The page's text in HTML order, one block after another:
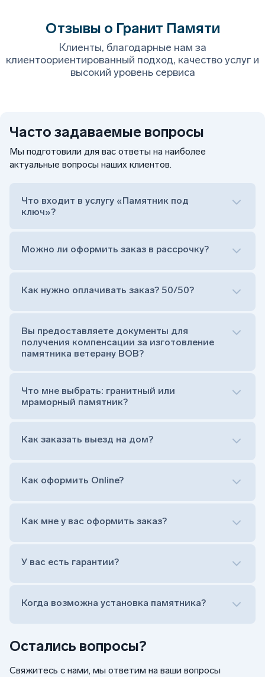
Отзывы о Гранит Памяти
Клиенты, благодарные нам за
клиентоориентированный подход, качество услуг и
высокий уровень сервиса
Остались вопросы?
Свяжитесь с нами, мы ответим на ваши вопросы
Часто задаваемые вопросы
Мы подготовили для вас ответы на наиболее
актуальные вопросы наших клиентов.
Что входит в услугу «Памятник под
ключ»?
Сам комплект памятника:
Тумба (постамент, на который при помощи
штыря устанавливается стела)
Обработка и сверловка комплекта
Расположение символа веры (крестик или
на символ веры или вовсе портрет не рисовать)
прописной)
Можно ли оформить заказ в рассрочку?
Как нужно оплачивать заказ? 50/50?
Вы предоставляете документы для
получения компенсации за изготовление
памятника ветерану ВОВ?
Что мне выбрать: гранитный или
мраморный памятник?
Как заказать выезд на дом?
Оформить заказ удаленно (online)
Заказать бесплатный выезд менеджера на дом
Как оформить Online?
Оформить заказ удаленно (online)
Заказать бесплатный выезд менеджера на дом
Как мне у вас оформить заказ?
У вас есть гарантии?
Когда возможна установка памятника?